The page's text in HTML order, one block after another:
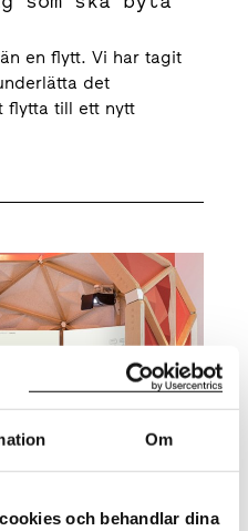
Om
och behandlar dina
en flytt. Vi har tagit
det
flytta till ett nytt